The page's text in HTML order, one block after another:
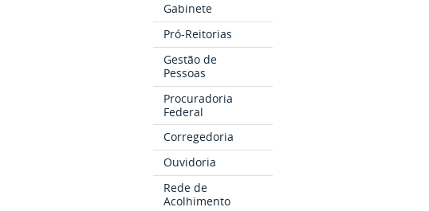
Gabinete
Pró-Reitorias
Gestão de
Pessoas
Procuradoria
Federal
Corregedoria
Ouvidoria
Rede de
Acolhimento